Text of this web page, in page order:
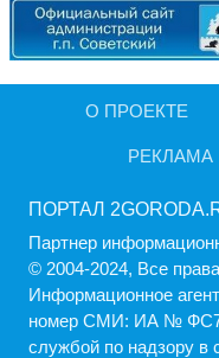
О ПРОЕКТЕ
РЕКЛАМА
ПОРТАЛ
Партнер
© 2004-2024, Все
Информационное
номер СМИ: ИА №
службой по надзору в